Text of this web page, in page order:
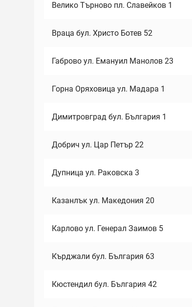
Велико Търново пл. Славейков 1
Враца бул. Христо Ботев 52
Габрово ул. Емануил Манолов 23
Горна Оряховица ул. Мадара 1
Димитровград бул. България 1
Добрич ул. Цар Петър 22
Дупница ул. Раковска 3
Казанлък ул. Македония 20
Карлово ул. Генерал Заимов 5
Кърджали бул. България 63
Кюстендил бул. България 42